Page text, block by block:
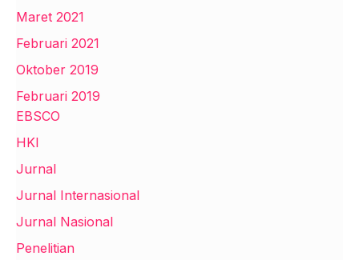
Maret 2021
Februari 2021
Oktober 2019
Februari 2019
EBSCO
HKI
Jurnal
Jurnal Internasional
Jurnal Nasional
Penelitian